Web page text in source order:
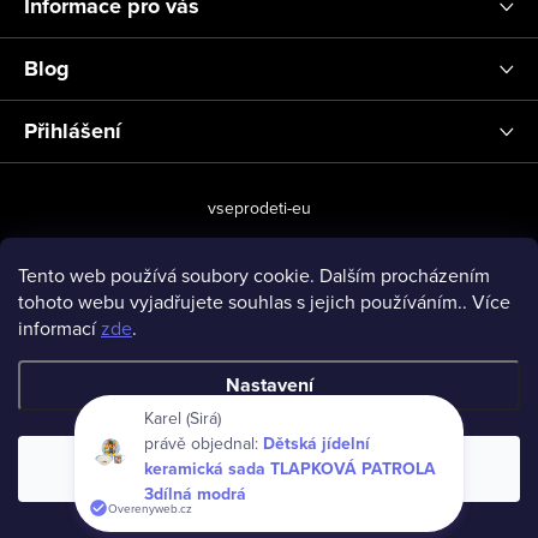
Tento web používá soubory cookie. Dalším procházením
tohoto webu vyjadřujete souhlas s jejich používáním.. Více
informacízde.
Nastavení
Souhlasím
Blog
Přihlášení
vseprodeti-eu
Copyright 2026www.vseprodeti.eu. Všechna práva vyhrazena.
Karel (Sirá)
právě objednal: Dětská jídelní
keramická sada TLAPKOVÁ PATROLA
3dílná modrá
Overenyweb.cz